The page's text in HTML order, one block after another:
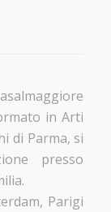
in Arti
di Parma, si
presso
Parigi